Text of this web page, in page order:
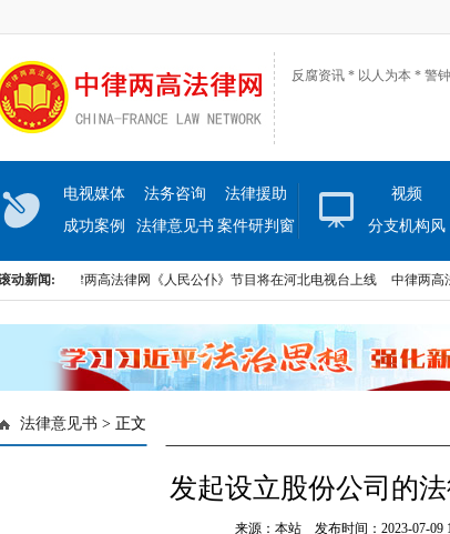
反腐资讯 * 以人为本 * 警
电视媒体 法务咨询
法律援助
成功案例
法律意见书 案件研判窗
口
视频
分支机构风
采
动新闻:
中律两高法律网《人民公仆》节目将在河北电视台上线 中律两高法律
法律意见书 > 正文
发起设立股份公司的
来源：本站 发布时间：2023-07-09